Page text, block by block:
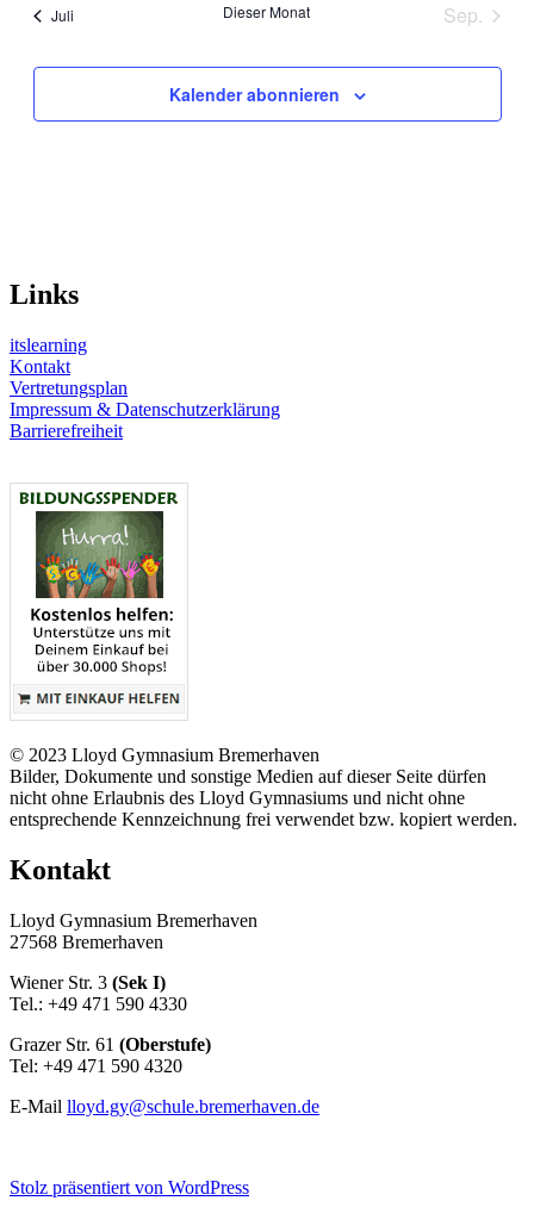
Juli Dieser Monat Sep.
Kalender abonnieren
Links
itslearning
Kontakt
Vertretungsplan
Impressum & Datenschutzerklärung
Barrierefreiheit
© 2023 Lloyd Gymnasium Bremerhaven
Bilder, Dokumente und sonstige Medien auf dieser Seite dürfen
nicht ohne Erlaubnis des Lloyd Gymnasiums und nicht ohne
entsprechende Kennzeichnung frei verwendet bzw. kopiert werden.
Kontakt
Lloyd Gymnasium Bremerhaven
27568 Bremerhaven
Wiener Str. 3 (Sek I)
Tel.: +49 471 590 4330
Grazer Str. 61 (Oberstufe)
Tel: +49 471 590 4320
E-Mail lloyd.gy@schule.bremerhaven.de
Stolz präsentiert von WordPress